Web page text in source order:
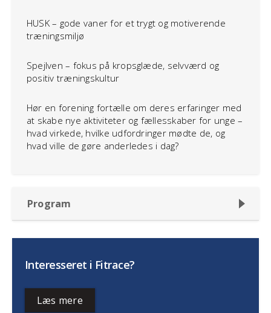
HUSK – gode vaner for et trygt og motiverende
træningsmiljø
Spejlven – fokus på kropsglæde, selvværd og
positiv træningskultur
Hør en forening fortælle om deres erfaringer med
at skabe nye aktiviteter og fællesskaber for unge –
hvad virkede, hvilke udfordringer mødte de, og
hvad ville de gøre anderledes i dag?
Program
Interesseret i Fitrace?
Læs mere